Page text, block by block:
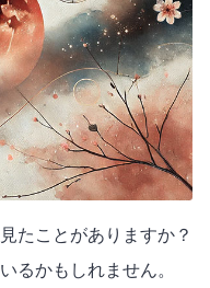
たことがありますか？
るかもしれません。